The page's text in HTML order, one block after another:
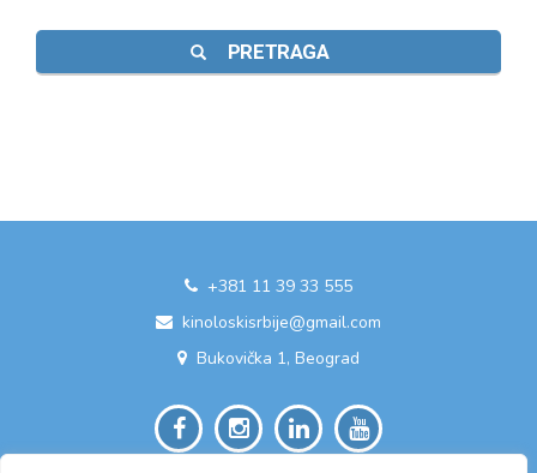
PRETRAGA
+381 11 39 33 555
kinoloskisrbije@gmail.com
Bukovička 1, Beograd